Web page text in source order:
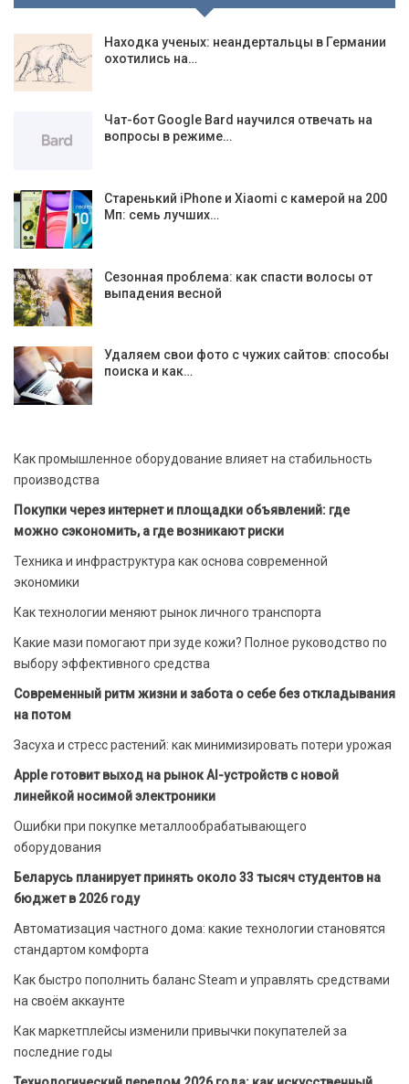
Находка ученых: неандертальцы в Германии
охотились на…
Чат-бот Google Bard научился отвечать на
вопросы в режиме…
Старенький iPhone и Xiaomi с камерой на 200
Мп: семь лучших…
Сезонная проблема: как спасти волосы от
выпадения весной
Удаляем свои фото с чужих сайтов: способы
поиска и как…
Как промышленное оборудование влияет на стабильность
производства
Покупки через интернет и площадки объявлений: где
можно сэкономить, а где возникают риски
Техника и инфраструктура как основа современной
экономики
Как технологии меняют рынок личного транспорта
Какие мази помогают при зуде кожи? Полное руководство по
выбору эффективного средства
Современный ритм жизни и забота о себе без откладывания
на потом
Засуха и стресс растений: как минимизировать потери урожая
Apple готовит выход на рынок AI-устройств с новой
линейкой носимой электроники
Ошибки при покупке металлообрабатывающего
оборудования
Беларусь планирует принять около 33 тысяч студентов на
бюджет в 2026 году
Автоматизация частного дома: какие технологии становятся
стандартом комфорта
Как быстро пополнить баланс Steam и управлять средствами
на своём аккаунте
Как маркетплейсы изменили привычки покупателей за
последние годы